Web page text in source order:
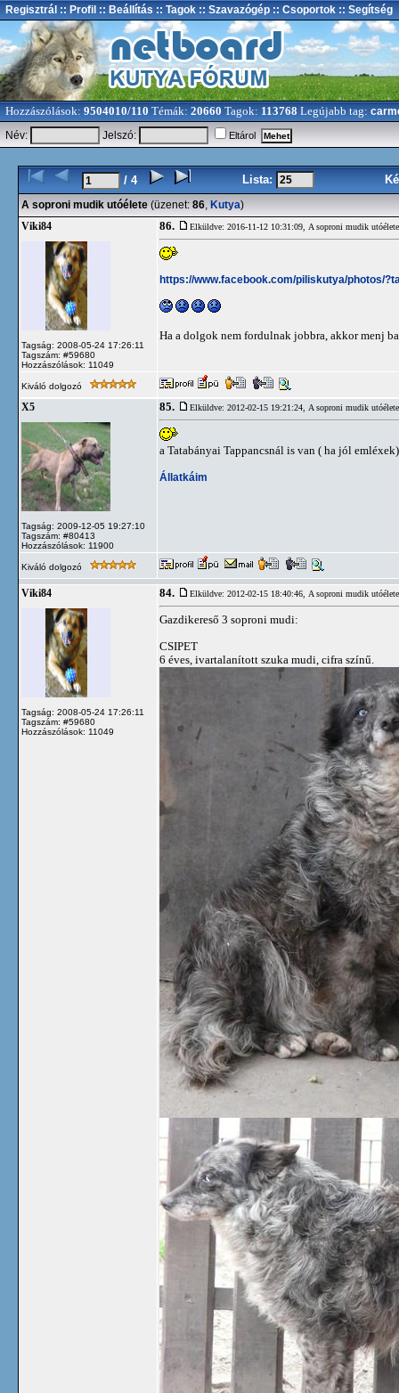
Regisztrál :: Profil :: Beállítás :: Tagok :: Szavazógép :: Csoportok :: Segítség
Hozzászólások: 9504010/110 Témák: 20660 Tagok: 113768 Legújabb tag:
Név:
Jelszó: Eltárol
/ 4 Lista:
A soproni mudik utóélete (üzenet: 86, Kutya)
Viki84
Tagság: 2008-05-24 17:26:11
Tagszám: #59680
Hozzászólások: 11049
86. Elküldve: 2016-11-12 10:31:09, A soproni mudik utóélete
https://www.facebook.com/piliskutya/photos/
Ha a dolgok nem fordulnak jobbra, akkor menj
Kiváló dolgozó
X5
Tagság: 2009-12-05 19:27:10
Tagszám: #80413
Hozzászólások: 11900
85. Elküldve: 2012-02-15 19:21:24, A soproni mudik utóélete
a Tatabányai Tappancsnál is van ( ha jól
Állatkáim
Kiváló dolgozó
Viki84
Tagság: 2008-05-24 17:26:11
Tagszám: #59680
Hozzászólások: 11049
84. Elküldve: 2012-02-15 18:40:46, A soproni mudik utóélete
Gazdikereső 3 soproni mudi:
CSIPET
6 éves, ivartalanított szuka mudi, cifra színű.